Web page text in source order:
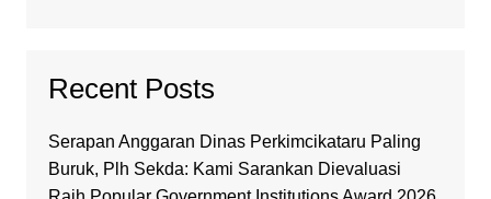
Recent Posts
Serapan Anggaran Dinas Perkimcikataru Paling
Buruk, Plh Sekda: Kami Sarankan Dievaluasi